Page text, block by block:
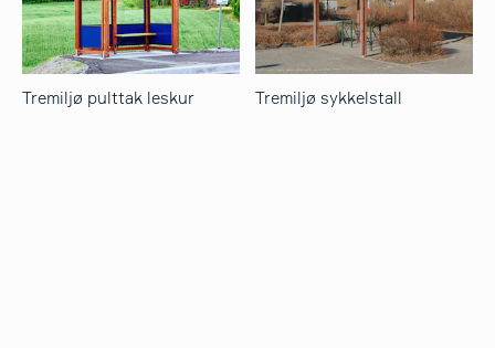
Tremiljø pulttak leskur Tremiljø sykkelstall